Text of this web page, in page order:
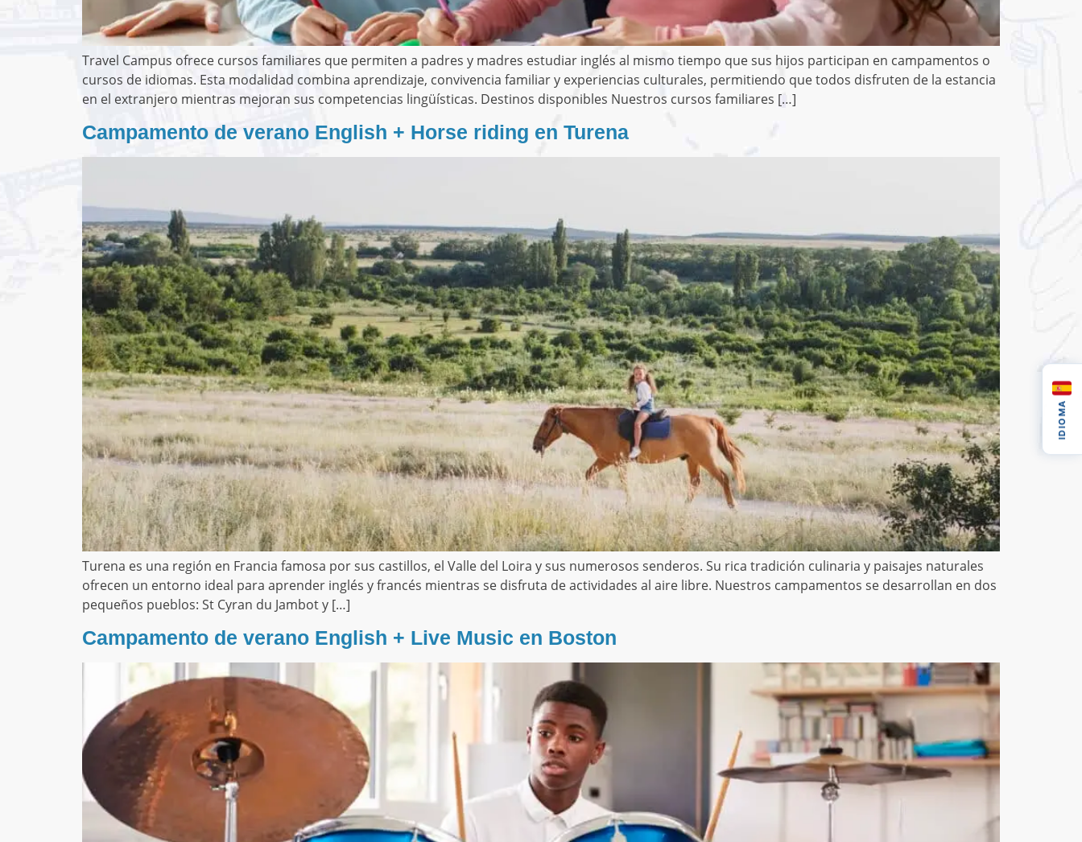
Travel Campus ofrece cursos familiares que permiten a padres y madres estudiar inglés al mismo tiempo que sus hijos participan en campamentos o
cursos de idiomas. Esta modalidad combina aprendizaje, convivencia familiar y experiencias culturales, permitiendo que todos disfruten de la estancia
en el extranjero mientras mejoran sus competencias lingüísticas. Destinos disponibles Nuestros cursos familiares […]
Campamento de verano English + Horse riding en Turena
Turena es una región en Francia famosa por sus castillos, el Valle del Loira y sus numerosos senderos. Su rica tradición culinaria y paisajes naturales
ofrecen un entorno ideal para aprender inglés y francés mientras se disfruta de actividades al aire libre. Nuestros campamentos se desarrollan en dos
pequeños pueblos: St Cyran du Jambot y […]
Campamento de verano English + Live Music en Boston
IDIOMA